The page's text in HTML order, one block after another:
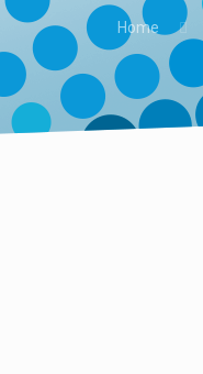
Home